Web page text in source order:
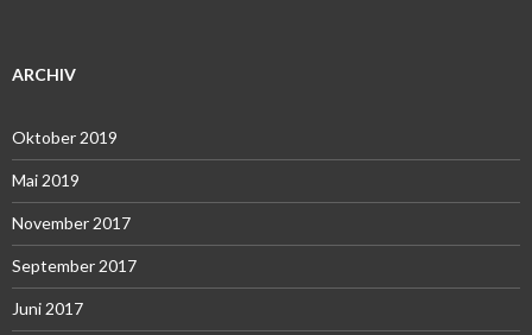
ARCHIV
Oktober 2019
Mai 2019
November 2017
September 2017
Juni 2017